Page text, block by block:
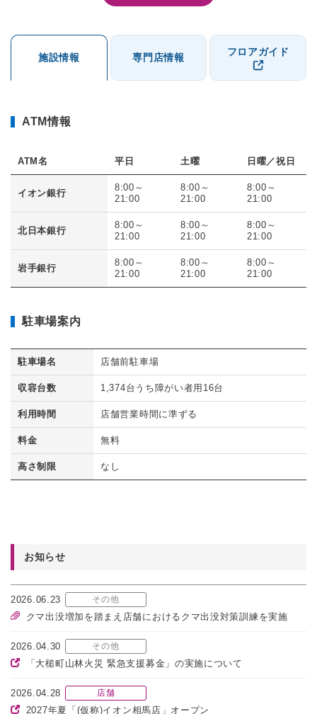
施設情報 専門店情報 フロアガイド
ATM情報
ATM名 平日 土曜 日曜／祝日
イオン銀行
8:00～
21:00
8:00～
21:00
8:00～
21:00
北日本銀行
8:00～
21:00
8:00～
21:00
8:00～
21:00
岩手銀行
8:00～
21:00
8:00～
21:00
8:00～
21:00
駐車場案内
駐車場名 店舗前駐車場
収容台数 1,374台うち障がい者用16台
利用時間 店舗営業時間に準ずる
料金 無料
高さ制限 なし
お知らせ
2026.06.23 その他
クマ出没増加を踏まえ店舗におけるクマ出没対策訓練を実施
2026.04.30 その他
「大槌町山林火災 緊急支援募金」の実施について
2026.04.28 店舗
2027年夏「(仮称)イオン相馬店」オープン